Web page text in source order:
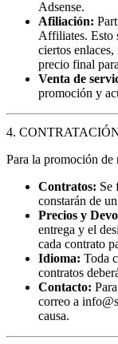
Adsense.
Afiliación:
Affiliates. Esto
ciertos
precio final
Venta de
promoción y
4.
Para la promoción de
Contratos: Se
constarán de
Precios y
entrega y el
cada contrato
Idioma: Toda
contratos
Contacto:
correo a
causa.